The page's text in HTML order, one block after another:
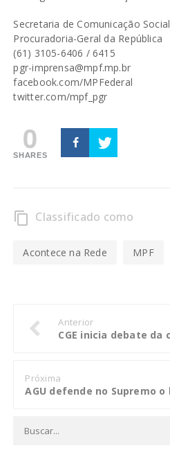
Secretaria de Comunicação Social
Procuradoria-Geral da República
(61) 3105-6406 / 6415
pgr-imprensa@mpf.mp.br
facebook.com/MPFederal
twitter.com/mpf_pgr
0
SHARES
content_copy Classificado como
Acontece na Rede MPF
Anterior
Próxima